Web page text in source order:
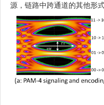
源，链路中跨通道的其他形